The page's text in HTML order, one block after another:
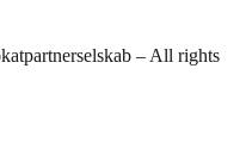
– All rights